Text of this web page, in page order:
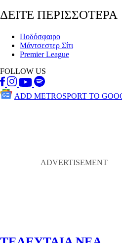
ΔΕΙΤΕ ΠΕΡΙΣΣΟΤΕΡΑ
Ποδόσφαιρο
Μάντσεστερ Σίτι
Premier League
FOLLOW US
ADD METROSPORT TO